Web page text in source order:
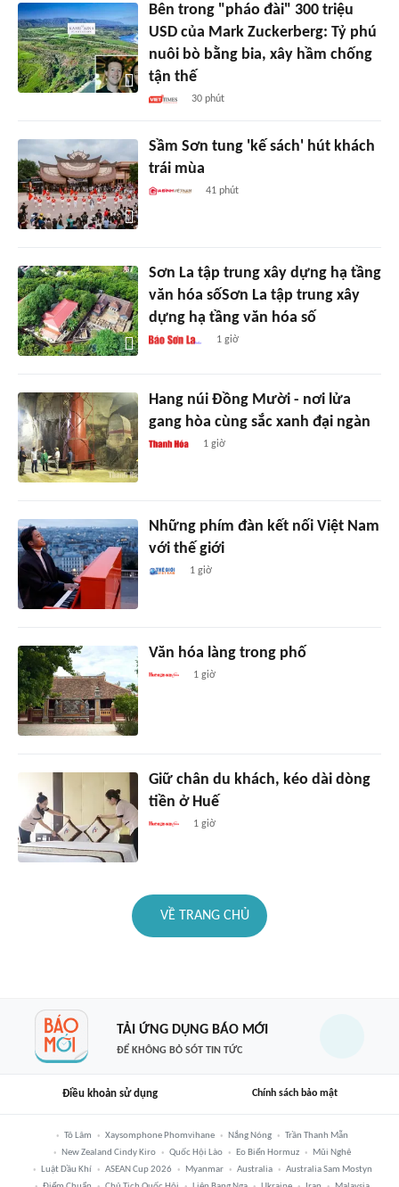
Bên trong "pháo đài" 300 triệu
USD của Mark Zuckerberg: Tỷ phú
nuôi bò bằng bia, xây hầm chống
tận thế
30 phút
Sầm Sơn tung 'kế sách' hút khách
trái mùa
41 phút
Sơn La tập trung xây dựng hạ tầng
văn hóa sốSơn La tập trung xây
dựng hạ tầng văn hóa số
1 giờ
Hang núi Đồng Mười - nơi lửa
gang hòa cùng sắc xanh đại ngàn
1 giờ
Những phím đàn kết nối Việt Nam
với thế giới
1 giờ
Văn hóa làng trong phố
1 giờ
Giữ chân du khách, kéo dài dòng
tiền ở Huế
1 giờ
VỀ TRANG CHỦ
TẢI ỨNG DỤNG BÁO MỚI
ĐỂ KHÔNG BỎ SÓT TIN TỨC
Điều khoản sử dụng Chính sách bảo mật
Tô Lâm Xaysomphone Phomvihane Nắng Nóng
Trần Thanh Mẫn
New Zealand Cindy Kiro
Quốc Hội Lào Eo Biển Hormuz
Mũi Nghê
Luật Dầu Khí
ASEAN Cup 2026 Myanmar Australia
Australia Sam Mostyn